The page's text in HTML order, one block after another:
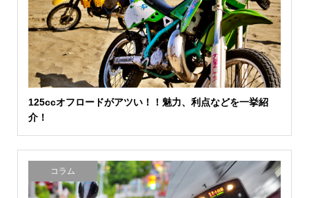
125ccオフロードがアツい！！魅力、利点などを一挙紹
介！
コラム